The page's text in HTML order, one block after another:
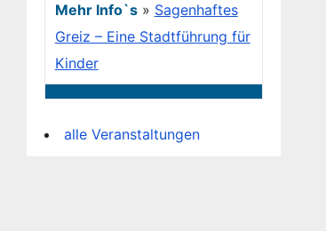
Mehr Info`s» Sagenhaftes
Greiz – Eine Stadtführung für
Kinder
alle Veranstaltungen